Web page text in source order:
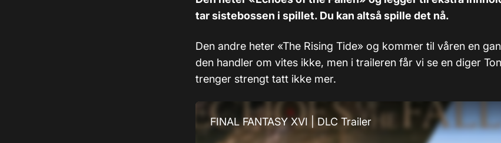
tar sistebossen i spillet. Du kan altså spille det nå.
Den andre heter «The Rising Tide» og kommer til våren en
den handler om vites ikke, men i traileren får vi se en diger
trenger strengt tatt ikke mer.
FINAL FANTASY XVI | DLC Trailer